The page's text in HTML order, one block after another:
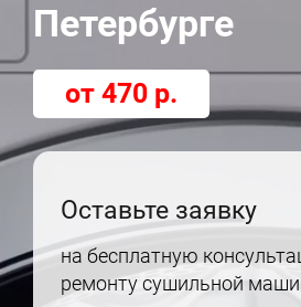
Петербурге
от 470 р.
Оставьте заявку
на бесплатную
ремонту сушильной